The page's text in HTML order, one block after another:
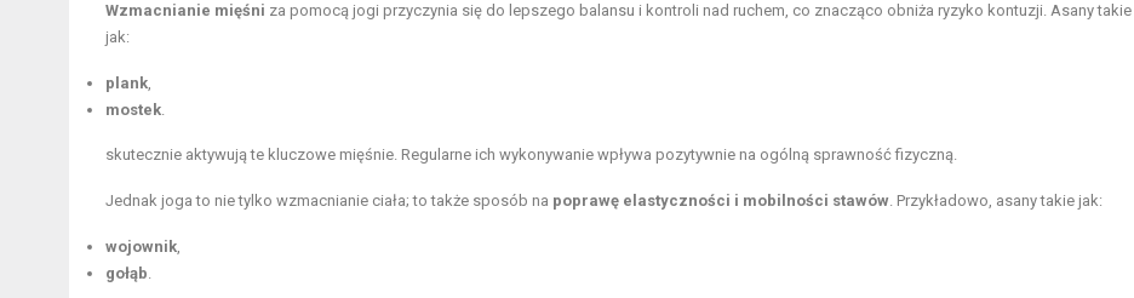
Wzmacnianie mięśni za pomocą jogi przyczynia się do lepszego balansu i kontroli nad ruchem, co znacząco obniża ryzyko kontuzji. Asany takie
jak:
plank,
mostek.
skutecznie aktywują te kluczowe mięśnie. Regularne ich wykonywanie wpływa pozytywnie na ogólną sprawność fizyczną.
Jednak joga to nie tylko wzmacnianie ciała; to także sposób na poprawę elastyczności i mobilności stawów. Przykładowo, asany takie jak:
wojownik,
gołąb.